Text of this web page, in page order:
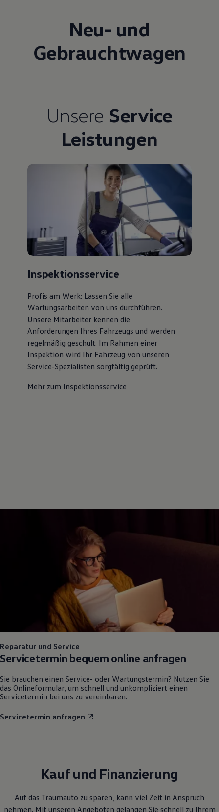
Neu- und
Gebrauchtwagen
Unsere Service
Leistungen
Inspektionsservice
Profis am Werk: Lassen Sie alle
Wartungsarbeiten von uns durchführen.
Unsere Mitarbeiter kennen die
Anforderungen Ihres Fahrzeugs und werden
regelmäßig geschult. Im Rahmen einer
Inspektion wird Ihr Fahrzeug von unseren
Service-Spezialisten sorgfältig geprüft.
Mehr zum Inspektionsservice
Reparatur und Service
Servicetermin bequem online anfragen
Sie brauchen einen Service- oder Wartungstermin? Nutzen Sie
das Onlineformular, um schnell und unkompliziert einen
Servicetermin bei uns zu vereinbaren.
Servicetermin anfragen
Kauf und Finanzierung
Auf das Traumauto zu sparen, kann viel Zeit in Anspruch
nehmen. Mit unseren Angeboten gelangen Sie schnell zu Ihrem